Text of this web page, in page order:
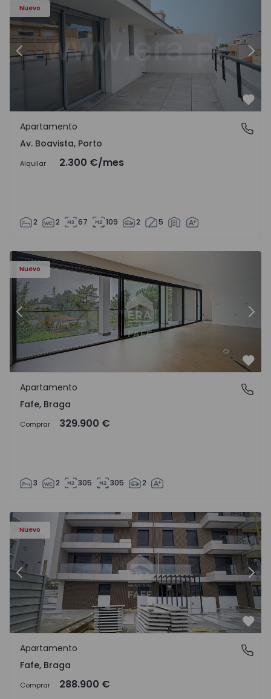
Nuevo
Anterior
Av. Boavista, Porto
Apartamento
Av. Boavista, Porto
Alquilar 2.300 €/mes
2 2 67 109 2 5
Nuevo
Anterior
Fafe, Braga
Apartamento
Fafe, Braga
Comprar 329.900 €
3 2 305 305 2
Nuevo
Anterior
Fafe, Braga
Apartamento
Fafe, Braga
Comprar 288.900 €